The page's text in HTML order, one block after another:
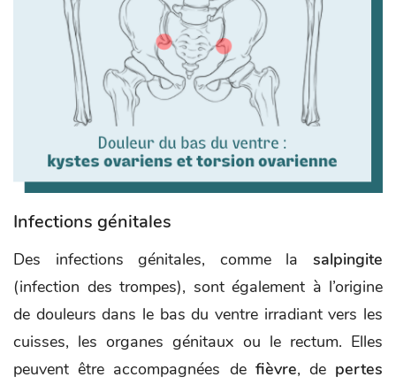
Infections génitales
Des infections génitales, comme la salpingite
(infection des trompes), sont également à l’origine
de douleurs dans le bas du ventre irradiant vers les
cuisses, les organes génitaux ou le rectum. Elles
peuvent être accompagnées de fièvre, de pertes